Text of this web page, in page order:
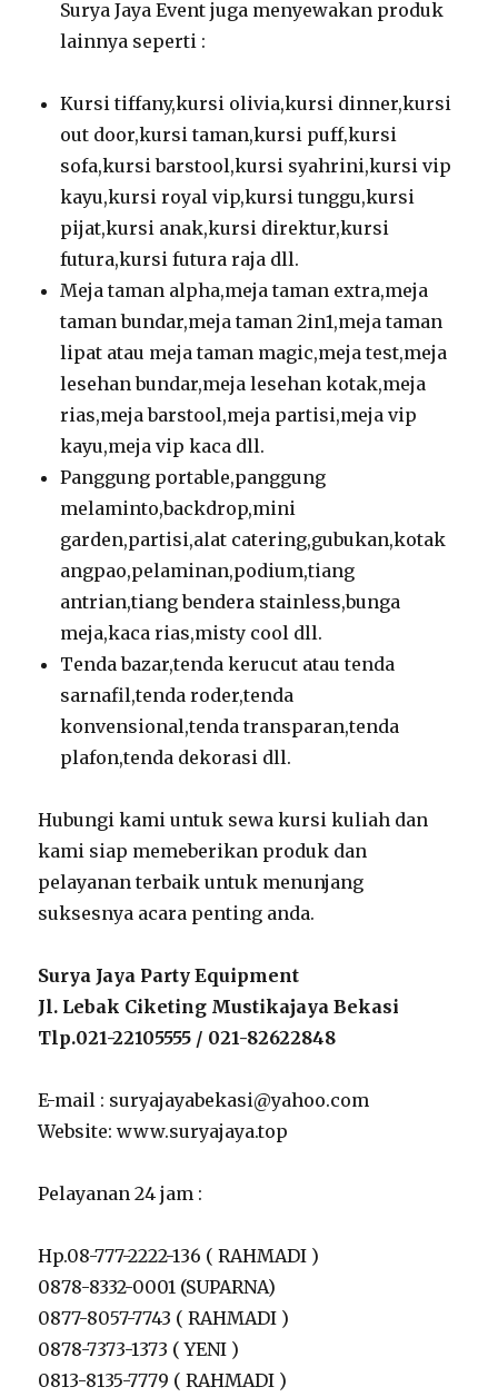
Surya Jaya Event juga menyewakan produk
lainnya seperti :
Kursi tiffany,kursi olivia,kursi dinner,kursi
out door,kursi taman,kursi puff,kursi
sofa,kursi barstool,kursi syahrini,kursi vip
kayu,kursi royal vip,kursi tunggu,kursi
pijat,kursi anak,kursi direktur,kursi
futura,kursi futura raja dll.
Meja taman alpha,meja taman extra,meja
taman bundar,meja taman 2in1,meja taman
lipat atau meja taman magic,meja test,meja
lesehan bundar,meja lesehan kotak,meja
rias,meja barstool,meja partisi,meja vip
kayu,meja vip kaca dll.
Panggung portable,panggung
melaminto,backdrop,mini
garden,partisi,alat catering,gubukan,kotak
angpao,pelaminan,podium,tiang
antrian,tiang bendera stainless,bunga
meja,kaca rias,misty cool dll.
Tenda bazar,tenda kerucut atau tenda
sarnafil,tenda roder,tenda
konvensional,tenda transparan,tenda
plafon,tenda dekorasi dll.
Hubungi kami untuk sewa kursi kuliah dan
kami siap memeberikan produk dan
pelayanan terbaik untuk menunjang
suksesnya acara penting anda.
Surya Jaya Party Equipment
Jl. Lebak Ciketing Mustikajaya Bekasi
Tlp.021-22105555 / 021-82622848
E-mail : suryajayabekasi@yahoo.com
Website: www.suryajaya.top
Pelayanan 24 jam :
Hp.08-777-2222-136 ( RAHMADI )
0878-8332-0001 (SUPARNA)
0877-8057-7743 ( RAHMADI )
0878-7373-1373 ( YENI )
0813-8135-7779 ( RAHMADI )